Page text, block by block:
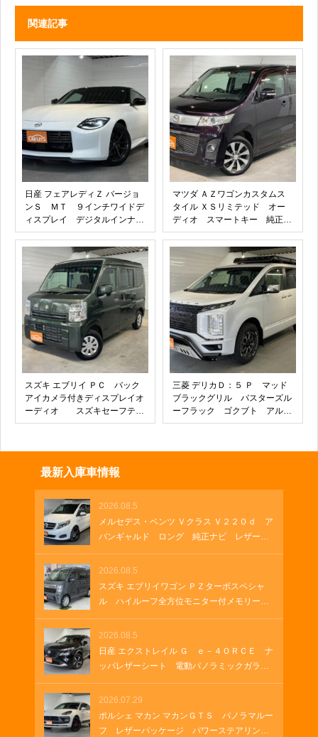
関連記事
日産 フェアレディＺ バージョ
ンＳ ＭＴ ９インチワイドデ
ィスプレイ デジタルインナー
ミラー＆前後ドラレコ スモー
クフィルム レイズ製１９イン
チアルミ鍛造ホイール ＥＴＣ
２．０ バックカメラ ＵＳＢ
ソケット 純正フロアマット
マツダ ＡＺワゴンカスタムス
タイル ＸＳリミテッド オー
ディオ スマートキー 純正１
５インチアルミホイール シー
トヒーター ＥＴＣ ＨＩＤヘ
ッドライト プッシュスター
ト オートエアコン セキュリ
ティアラーム 革巻きステアリ
ング ウインカーミラー
スズキ エブリイ ＰＣ バック
アイカメラ付きディスプレイオ
ーディオ スズキセーフティ
サポート Ｂｌｕｅｔｏｏｔ
ス ＵＳＢソケット
三菱 デリカＤ：５ Ｐ マッド
ブラックグリル バスターズル
ーフラック ゴクブト アルパ
イン ビッグＸ フリップダウ
ＥＴＣ２．０ ＨＤＭＩ ＭＫ
最新入庫車情報
2026.08.5
メルセデス・ベンツ Ｖクラス Ｖ２２０ｄ ア
バンギャルド ロング 純正ナビ レザーシ
ート 両側パワースライド 電動シート ブ
ルメスターサウンド フルセグＴＶ 純正１
９インチアルミホイール クルーズコントロ
ール パドルシフト パワーゲート ＵＳＢ
2026.08.5
スズキ エブリイワゴン ＰＺターボスペシャ
ル ハイルーフ全方位モニター付メモリーナ
ビ 全方位モニター付きナビゲーション Ｈ
ＤＭＩ ＵＳＢソケット ステアリングヒー
ター 両側パワースライド オートステッ
プ オートステップ クルーズコントロー
2026.08.5
日産 エクストレイル Ｇ ｅ－４ＯＲＣＥ ナ
ッパレザーシート 電動パノラミックガラス
ルーフ 純正１２．３インチナビ ＥＴＣ
２．０ ルーフレール 純正ナビ プロパイ
ロット メモリーナビゲーション ＬＥＤヘ
ッドランプ オートマチックハイビーム 車
2026.07.29
ポルシェ マカン マカンＧＴＳ パノラマルー
フ レザーパッケージ パワーステアリング